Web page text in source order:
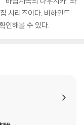
시리즈이다. 비하인드
인해볼 수 있다.